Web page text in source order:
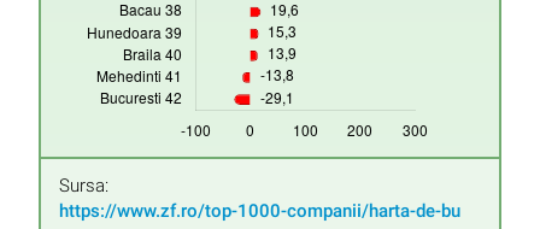
Sursa:
https://www.zf.ro/top-1000-companii/harta-de-bu